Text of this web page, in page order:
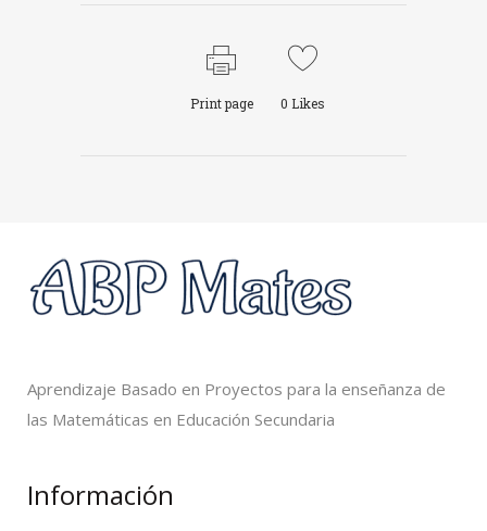
Print page 0 Likes
Aprendizaje Basado en Proyectos para la enseñanza de
las Matemáticas en Educación Secundaria
Información